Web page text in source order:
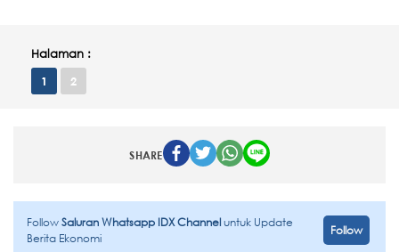
Halaman :
1 2
SHARE
FollowSaluran Whatsapp IDX Channeluntuk Update
Berita Ekonomi
Follow